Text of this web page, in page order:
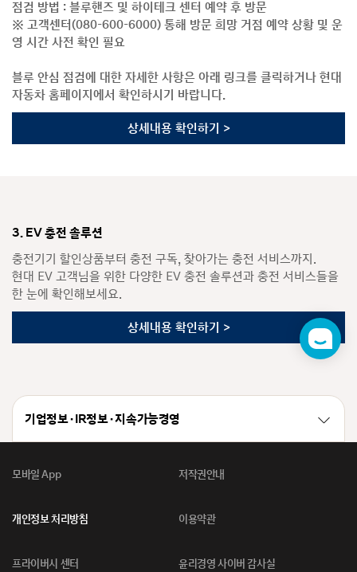
점검 방법 : 블루핸즈 및 하이테크 센터 예약 후 방문
※ 고객센터(080-600-6000) 통해 방문 희망 거점 예약 상황 및 운
영 시간 사전 확인 필요
블루 안심 점검에 대한 자세한 사항은 아래 링크를 클릭하거나 현대
자동차 홈페이지에서 확인하시기 바랍니다.
상세내용 확인하기 >
3. EV 충전 솔루션
충전기기 할인상품부터 충전 구독, 찾아가는 충전 서비스까지.
현대 EV 고객님을 위한 다양한 EV 충전 솔루션과 충전 서비스들을
한 눈에 확인해보세요.
상세내용 확인하기 >
챗
봇
기업정보 · IR정보 · 지속가능경영
모바일 App 저작권안내
개인정보 처리방침 이용약관
프라이버시 센터 윤리경영 사이버 감사실